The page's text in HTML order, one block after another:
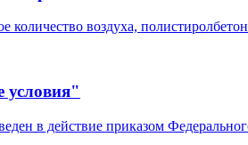
воздуха,
условия"
в действие приказом